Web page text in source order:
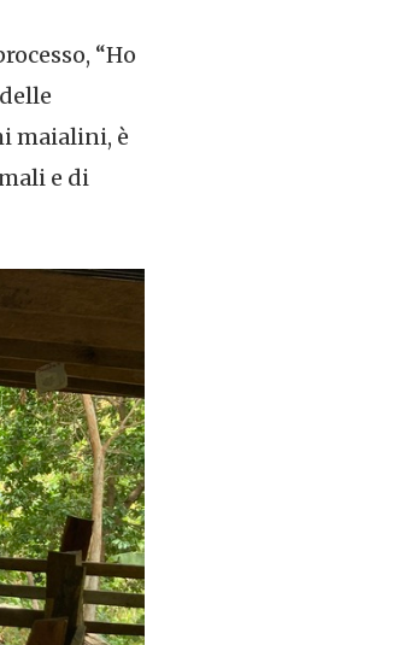
“Ho
maialini, è
e di